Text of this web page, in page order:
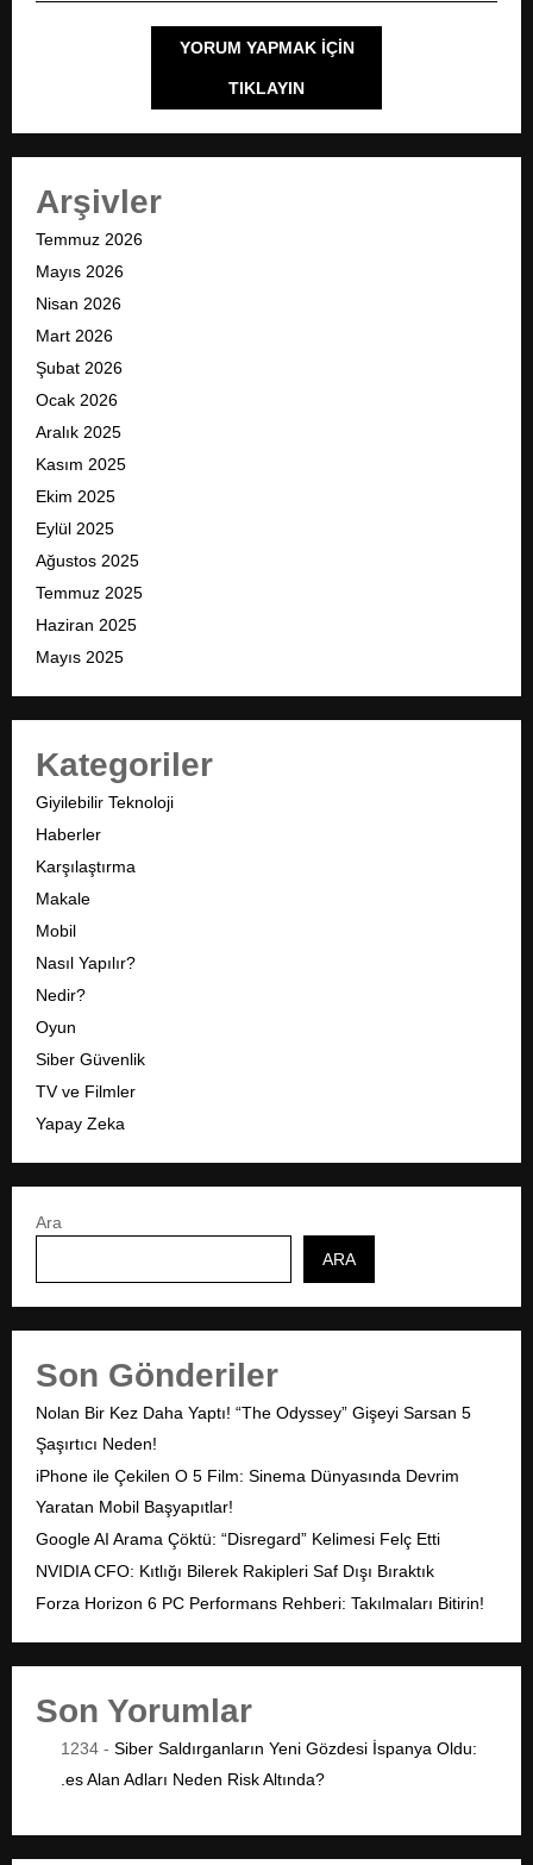
YORUM YAPMAK IÇIN
TIKLAYIN
Arşivler
Temmuz 2026
Mayıs 2026
Nisan 2026
Mart 2026
Şubat 2026
Ocak 2026
Aralık 2025
Kasım 2025
Ekim 2025
Eylül 2025
Ağustos 2025
Temmuz 2025
Haziran 2025
Mayıs 2025
Kategoriler
Giyilebilir Teknoloji
Haberler
Karşılaştırma
Makale
Mobil
Nasıl Yapılır?
Nedir?
Oyun
Siber Güvenlik
TV ve Filmler
Yapay Zeka
Ara
ARA
Son Gönderiler
Nolan Bir Kez Daha Yaptı! “The Odyssey” Gişeyi Sarsan 5
Şaşırtıcı Neden!
iPhone ile Çekilen O 5 Film: Sinema Dünyasında Devrim
Yaratan Mobil Başyapıtlar!
Google AI Arama Çöktü: “Disregard” Kelimesi Felç Etti
NVIDIA CFO: Kıtlığı Bilerek Rakipleri Saf Dışı Bıraktık
Forza Horizon 6 PC Performans Rehberi: Takılmaları Bitirin!
Son Yorumlar
1234 - Siber Saldırganların Yeni Gözdesi İspanya Oldu:
.es Alan Adları Neden Risk Altında?